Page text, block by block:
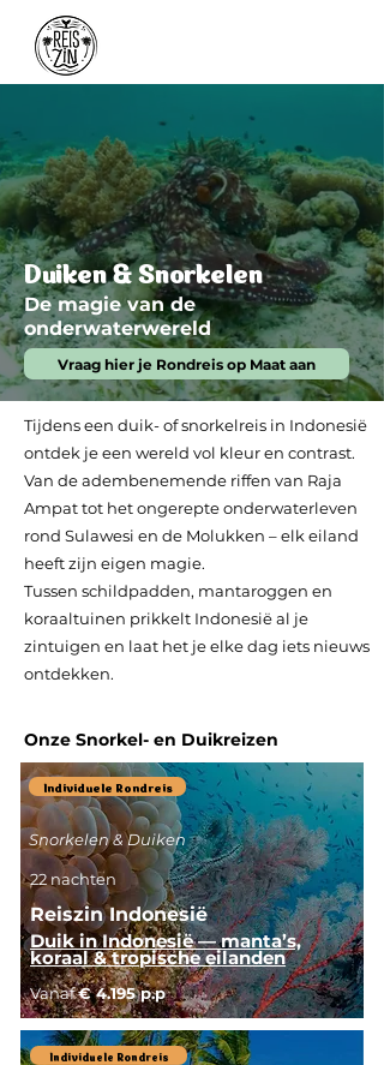
Duiken & Snorkelen
De magie van de
onderwaterwereld
Vraag hier je Rondreis op Maat aan
Tijdens een duik- of snorkelreis in Indonesië
ontdek je een wereld vol kleur en contrast.
Van de adembenemende riffen van Raja
Ampat tot het ongerepte onderwaterleven
rond Sulawesi en de Molukken – elk eiland
heeft zijn eigen magie.
Tussen schildpadden, mantaroggen en
koraaltuinen prikkelt Indonesië al je
zintuigen en laat het je elke dag iets nieuws
ontdekken.
Onze Snorkel- en Duikreizen
Individuele Rondreis
Snorkelen & Duiken
22 nachten
Reiszin Indonesië
Duik in Indonesië — manta’s,
koraal & tropische eilanden
Vanaf€ 4.195 p.p
Individuele Rondreis